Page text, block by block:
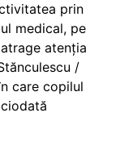
prin
medical, pe
atenția
/
care copilul